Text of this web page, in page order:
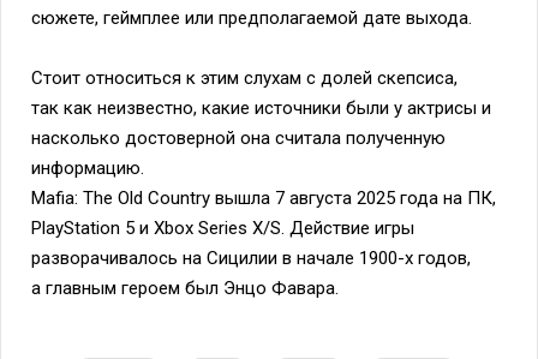
сюжете, геймплее или предполагаемой дате выхода.
Стоит относиться к этим слухам с долей скепсиса,
так как неизвестно, какие источники были у актрисы и
насколько достоверной она считала полученную
информацию.
Mafia: The Old Country вышла 7 августа 2025 года на ПК,
PlayStation 5 и Xbox Series X/S. Действие игры
разворачивалось на Сицилии в начале 1900-х годов,
а главным героем был Энцо Фавара.